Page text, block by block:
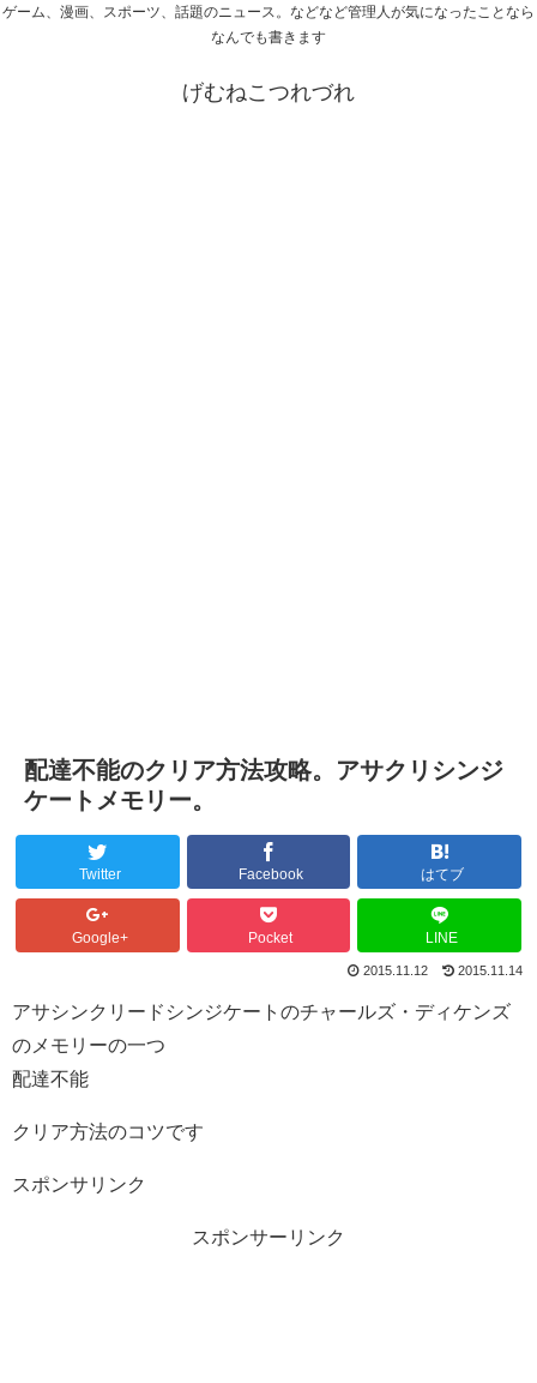
ゲーム、漫画、スポーツ、話題のニュース。などなど管理人が気になったことなら
なんでも書きます
げむねこつれづれ
配達不能のクリア方法攻略。アサクリシンジ
ケートメモリー。
Twitter Facebook はてブ
Google+ Pocket LINE
2015.11.12 2015.11.14
アサシンクリードシンジケートのチャールズ・ディケンズ
のメモリーの一つ
配達不能
クリア方法のコツです
スポンサリンク
スポンサーリンク